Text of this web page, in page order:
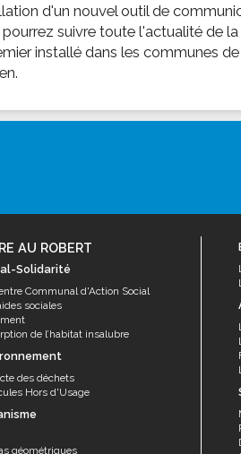
d'un nouvel outil de
pourrez suivre toute l'actualité de
installé dans les communes
AU ROBERT
Solidarité
Communal d'Action Social
sociales
de l’habitat insalubre
des déchets
Hors d'Usage
géométriques